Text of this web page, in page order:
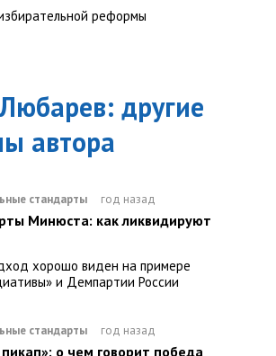
реформы
: другие
автора
стандарты год назад
Минюста: как ликвидируют
хорошо виден на примере
и Демпартии России
стандарты год назад
о чем говорит победа